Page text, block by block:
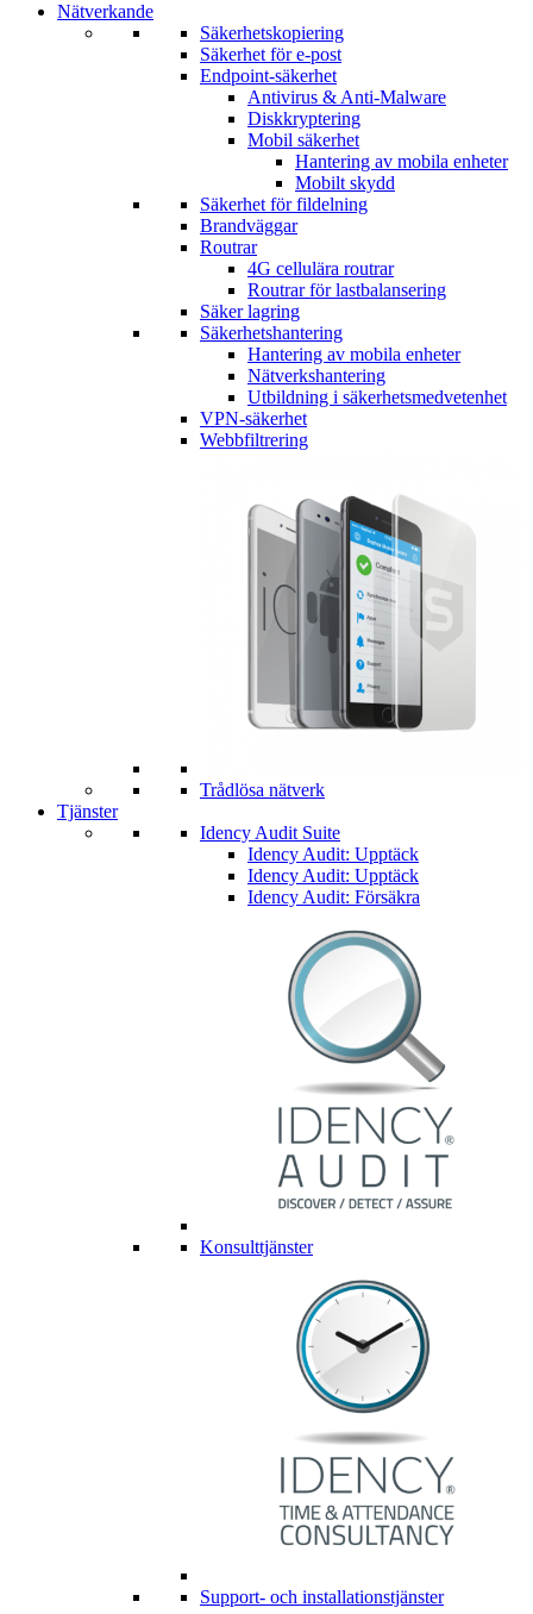
Nätverkande
Säkerhetskopiering
Säkerhet för e-post
Endpoint-säkerhet
Antivirus & Anti-Malware
Diskkryptering
Mobil säkerhet
Hantering av mobila enheter
Mobilt skydd
Säkerhet för fildelning
Brandväggar
Routrar
4G cellulära routrar
Routrar för lastbalansering
Säker lagring
Säkerhetshantering
Hantering av mobila enheter
Nätverkshantering
Utbildning i säkerhetsmedvetenhet
VPN-säkerhet
Webbfiltrering
Trådlösa nätverk
Tjänster
Idency Audit Suite
Idency Audit: Upptäck
Idency Audit: Upptäck
Idency Audit: Försäkra
Konsulttjänster
Support- och installationstjänster